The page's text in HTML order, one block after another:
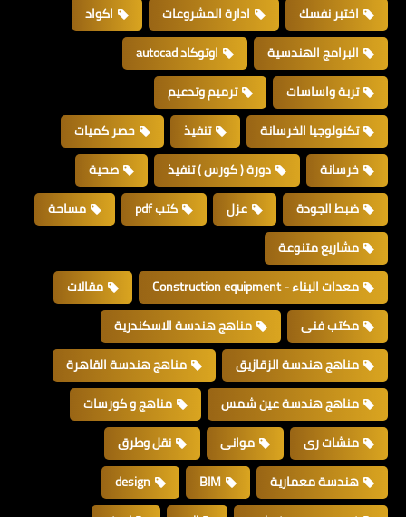
اختبر نفسك ادارة المشروعات
اكواد
البرامج الهندسية
اوتوكاد autocad
تربة واساسات
ترميم وتدعيم
تكنولوجيا الخرسانة
تنفيذ
حصر كميات
خرسانة
دورة ( كورس ) تنفيذ
صحية
ضبط الجودة
عزل كتب pdf
مساحة
مشاريع متنوعة
معدات البناء - Construction equipment
مقالات
مكتب فنى
مناهج هندسة الاسكندرية
مناهج هندسة الزقازيق
مناهج هندسة القاهرة
مناهج هندسة عين شمس
مناهج و كورسات
منشات رى
موانى
نقل وطرق
هندسة معمارية
BIM
design